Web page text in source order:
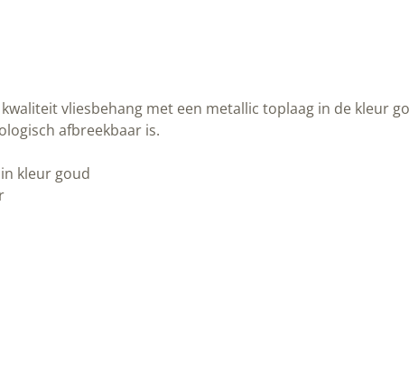
|
vliesbehang met een metallic toplaag in de kleur
afbreekbaar is.
kleur goud